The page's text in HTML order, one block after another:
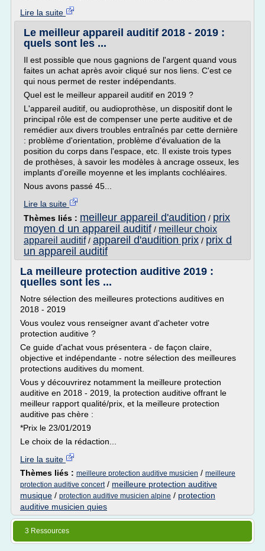
Lire la suite
Le meilleur appareil auditif 2018 - 2019 :
quels sont les ...
Il est possible que nous gagnions de l'argent quand vous
faites un achat après avoir cliqué sur nos liens. C'est ce
qui nous permet de rester indépendants.
Quel est le meilleur appareil auditif en 2019 ?
L'appareil auditif, ou audioprothèse, un dispositif dont le
principal rôle est de compenser une perte auditive et de
remédier aux divers troubles entraînés par cette dernière
: problème d'orientation, problème d'évaluation de la
position du corps dans l'espace, etc. Il existe trois types
de prothèses, à savoir les modèles à ancrage osseux, les
implants d'oreille moyenne et les implants cochléaires.
Nous avons passé 45...
Lire la suite
Thèmes liés : meilleur appareil d'audition / prix
moyen d un appareil auditif / meilleur choix
appareil auditif/ appareil d'audition prix / prix d
un appareil auditif
La meilleure protection auditive 2019 :
quelles sont les ...
Notre sélection des meilleures protections auditives en
2018 - 2019
Vous voulez vous renseigner avant d'acheter votre
protection auditive ?
Ce guide d'achat vous présentera - de façon claire,
objective et indépendante - notre sélection des meilleures
protections auditives du moment.
Vous y découvrirez notamment la meilleure protection
auditive en 2018 - 2019, la protection auditive offrant le
meilleur rapport qualité/prix, et la meilleure protection
auditive pas chère :
*Prix le 23/01/2019
Le choix de la rédaction...
Lire la suite
Thèmes liés : meilleure protection auditive musicien / meilleure
protection auditive concert/ meilleure protection auditive
musique / protection auditive musicien alpine / protection
auditive musicien quies
3 Ressources